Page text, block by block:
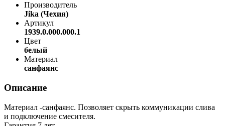
Производитель
Jika (Чехия)
Артикул
1939.0.000.000.1
Цвет
белый
Материал
санфаянс
Описание
Материал -санфаянс. Позволяет скрыть коммуникации слива
и подключение смесителя.